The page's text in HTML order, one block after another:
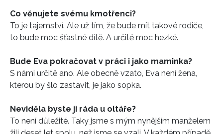
Přihlášením k newsletteru souhlasíte s
podmínkami společnosti BurdaMedia Extra s.r.o.
potvrzujete, že jste se seznámili se
Zásadami
ochrany soukromí
- BurdaMedia Extra s.r.o. bude s
Vašimi údaji pracovat zejména k organizaci a
vyhodnocení akce a zasílání novinek.
Chcete navíc dostávat i další zajímavé a exkluzivní
zpracováním údajů k tomuto účelu podle
soukromí BurdaMedia Extra s.r.o., zaškrtněte toto pole.
Co věnujete svému kmotřenci?
To je tajemství. Ale už tím, že bude mít takové rodiče,
to bude moc šťastné dítě. A určitě moc hezké.
Bude Eva pokračovat v práci i jako maminka?
S námi určitě ano. Ale obecně vzato, Eva není žena,
kterou by šlo zastavit, je jako sopka.
Neviděla byste ji ráda u oltáře?
To není důležité. Taky jsme s mým nynějším manželem